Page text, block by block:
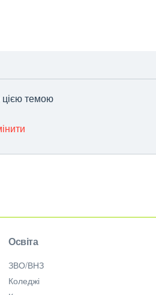
цією темою
Освіта
ЗВО/ВНЗ
Коледжі